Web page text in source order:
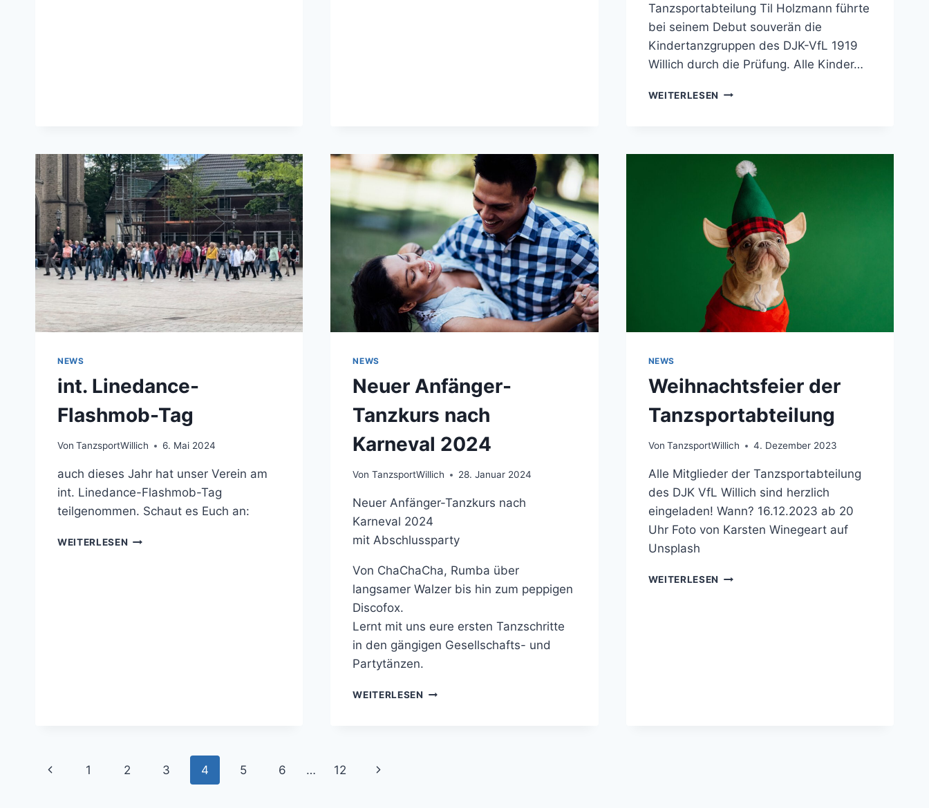
Tanzsportabteilung Til Holzmann führte
bei seinem Debut souverän die
Kindertanzgruppen des DJK-VfL 1919
Willich durch die Prüfung. Alle Kinder…
WEITERLESEN KINDERTANZEN
NEWS
int. Linedance-
Flashmob-Tag
Von TanzsportWillich 6. Mai 2024
auch dieses Jahr hat unser Verein am
int. Linedance-Flashmob-Tag
teilgenommen. Schaut es Euch an:
WEITERLESEN INT.
NEWS
Neuer Anfänger-
Tanzkurs nach
Karneval 2024
Von TanzsportWillich 28. Januar 2024
Neuer Anfänger-Tanzkurs nach
Karneval 2024
mit Abschlussparty
Von ChaChaCha, Rumba über
langsamer Walzer bis hin zum peppigen
Discofox.
Lernt mit uns eure ersten Tanzschritte
in den gängigen Gesellschafts- und
Partytänzen.
WEITERLESEN NEUER
NEWS
Weihnachtsfeier der
Tanzsportabteilung
Von TanzsportWillich 4. Dezember 2023
Alle Mitglieder der Tanzsportabteilung
des DJK VfL Willich sind herzlich
eingeladen! Wann? 16.12.2023 ab 20
Uhr Foto von Karsten Winegeart auf
Unsplash
WEITERLESEN WEIHNACHTSFEIER
Seitennavigation
Vorherige
1 2 3 4 5 6 … 12
Nächste